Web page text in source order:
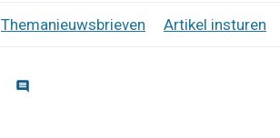
Themanieuwsbrieven Artikel insturen